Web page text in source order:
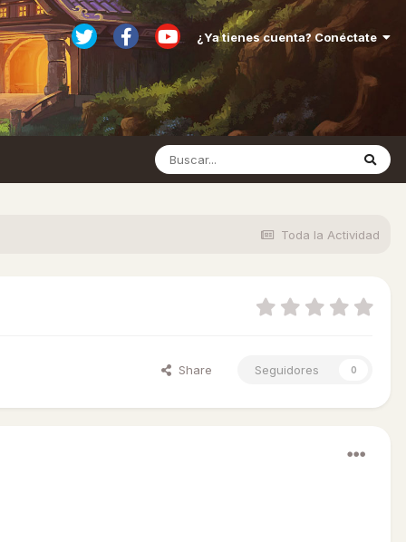
¿Ya tienes cuenta? Conéctate
Toda la Actividad
Share Seguidores 0